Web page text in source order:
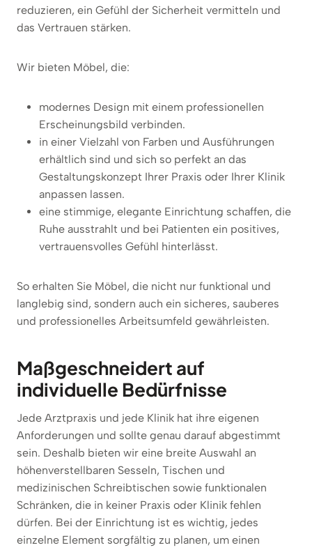
reduzieren, ein Gefühl der Sicherheit vermitteln und
das Vertrauen stärken.
Wir bieten Möbel, die:
modernes Design mit einem professionellen
Erscheinungsbild verbinden.
in einer Vielzahl von Farben und Ausführungen
erhältlich sind und sich so perfekt an das
Gestaltungskonzept Ihrer Praxis oder Ihrer Klinik
anpassen lassen.
eine stimmige, elegante Einrichtung schaffen, die
Ruhe ausstrahlt und bei Patienten ein positives,
vertrauensvolles Gefühl hinterlässt.
So erhalten Sie Möbel, die nicht nur funktional und
langlebig sind, sondern auch ein sicheres, sauberes
und professionelles Arbeitsumfeld gewährleisten.
Maßgeschneidert auf
individuelle Bedürfnisse
Jede Arztpraxis und jede Klinik hat ihre eigenen
Anforderungen und sollte genau darauf abgestimmt
sein. Deshalb bieten wir eine breite Auswahl an
höhenverstellbaren Sesseln, Tischen und
medizinischen Schreibtischen sowie funktionalen
Schränken, die in keiner Praxis oder Klinik fehlen
dürfen. Bei der Einrichtung ist es wichtig, jedes
einzelne Element sorgfältig zu planen, um einen